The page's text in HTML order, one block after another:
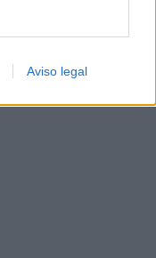
Aviso legal